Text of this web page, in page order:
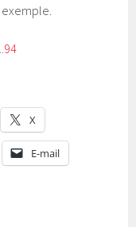
X
E-mail